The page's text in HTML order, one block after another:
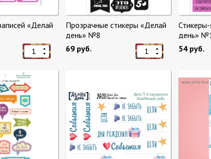
«Делай
Прозрачные стикеры «Делай
день» №8
69 руб.
день»
54 руб.